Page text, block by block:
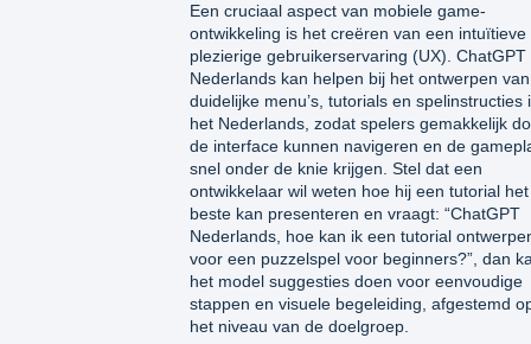
Een cruciaal aspect van mobiele game-
ontwikkeling is het creëren van een intuïtieve
plezierige gebruikerservaring (UX). ChatGPT
Nederlands kan helpen bij het ontwerpen van
duidelijke menu’s, tutorials en spelinstructies
het Nederlands, zodat spelers gemakkelijk
de interface kunnen navigeren en de
snel onder de knie krijgen. Stel dat een
ontwikkelaar wil weten hoe hij een tutorial het
beste kan presenteren en vraagt: “ChatGPT
Nederlands, hoe kan ik een tutorial
voor een puzzelspel voor beginners?”, dan
het model suggesties doen voor eenvoudige
stappen en visuele begeleiding, afgestemd
het niveau van de doelgroep.